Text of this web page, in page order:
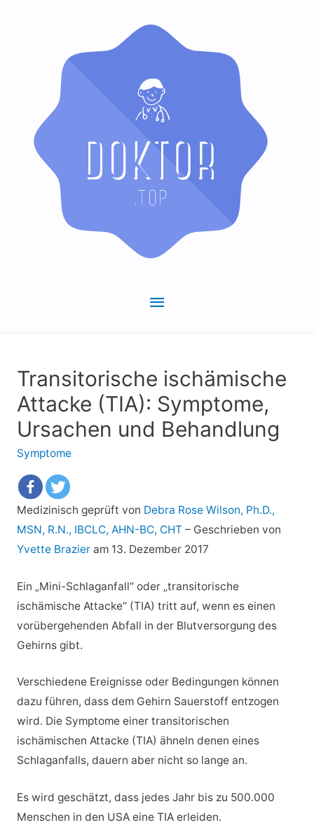
Hauptmenü
Transitorische ischämische
Attacke (TIA): Symptome,
Ursachen und Behandlung
Symptome
Medizinisch geprüft von Debra Rose Wilson, Ph.D.,
MSN, R.N., IBCLC, AHN-BC, CHT– Geschrieben von
Yvette Brazieram 13. Dezember 2017
Ein „Mini-Schlaganfall“ oder „transitorische
ischämische Attacke“ (TIA) tritt auf, wenn es einen
vorübergehenden Abfall in der Blutversorgung des
Gehirns gibt.
Verschiedene Ereignisse oder Bedingungen können
dazu führen, dass dem Gehirn Sauerstoff entzogen
wird. Die Symptome einer transitorischen
ischämischen Attacke (TIA) ähneln denen eines
Schlaganfalls, dauern aber nicht so lange an.
Es wird geschätzt, dass jedes Jahr bis zu 500.000
Menschen in den USA eine TIA erleiden.